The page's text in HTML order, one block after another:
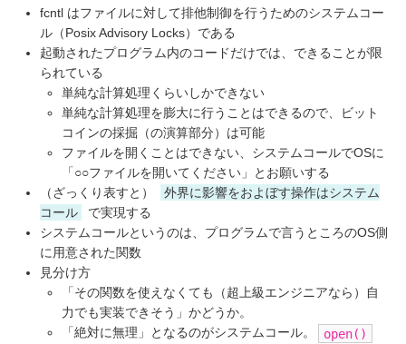
fcntl はファイルに対して排他制御を行うためのシステムコー
ル（Posix Advisory Locks）である
起動されたプログラム内のコードだけでは、できることが限
られている
単純な計算処理くらいしかできない
単純な計算処理を膨大に行うことはできるので、ビット
コインの採掘（の演算部分）は可能
ファイルを開くことはできない、システムコールでOSに
「○○ファイルを開いてください」とお願いする
（ざっくり表すと）
外界に影響をおよぼす操作はシステム
コール
で実現する
システムコールというのは、プログラムで言うところのOS側
に用意された関数
見分け方
「その関数を使えなくても（超上級エンジニアなら）自
力でも実装できそう」かどうか。
「絶対に無理」となるのがシステムコール。
open()